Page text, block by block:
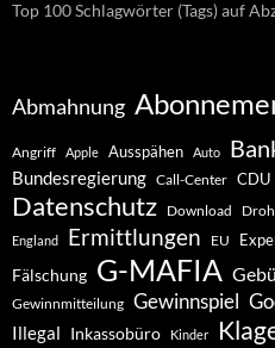
Top 100 Schlagwörter (Tags) auf
Abmahnung
Angriff Apple Ausspähen Auto
Bundesregierung Call-Center CDU
Datenschutz Download
England Ermittlungen EU
Fälschung G-MAFIA
Gewinnmitteilung Gewinnspiel
Illegal Inkassobüro Kinder